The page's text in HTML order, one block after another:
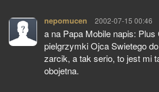
nepomucen pisze:
2002-07-15 00:46
a na Papa Mobile napis:
pielgrzymki Ojca Swietego
zarcik, a tak serio, to jest mi
obojetna.